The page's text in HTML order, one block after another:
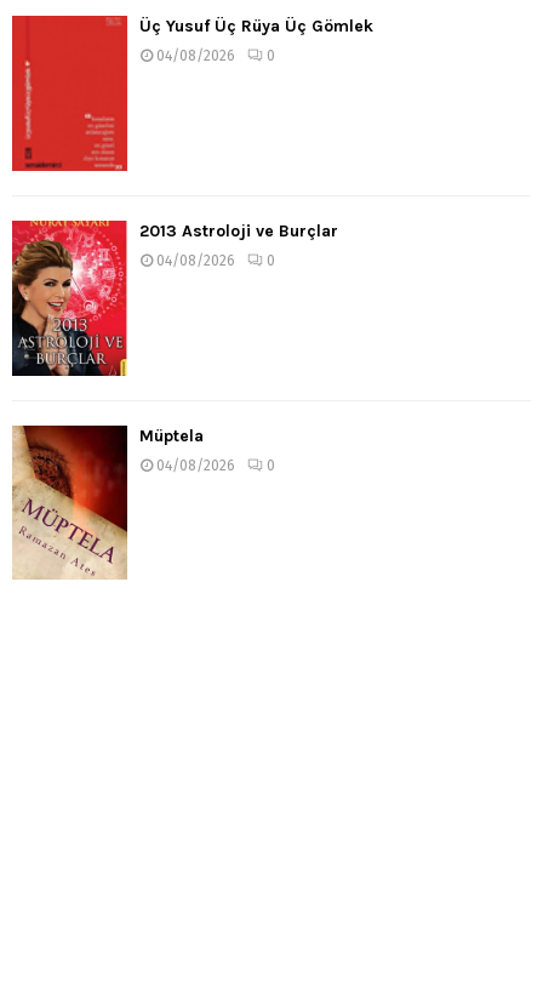
Üç Yusuf Üç Rüya Üç Gömlek
04/08/2026 0
2013 Astroloji ve Burçlar
04/08/2026 0
Müptela
04/08/2026 0